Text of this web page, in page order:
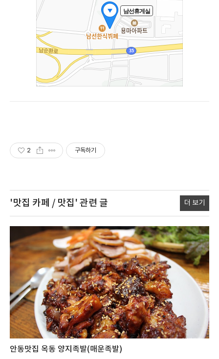
2 구독하기
'맛집 카페 / 맛집' 관련 글 더 보기
안동맛집 옥동 양지족발(매운족발)